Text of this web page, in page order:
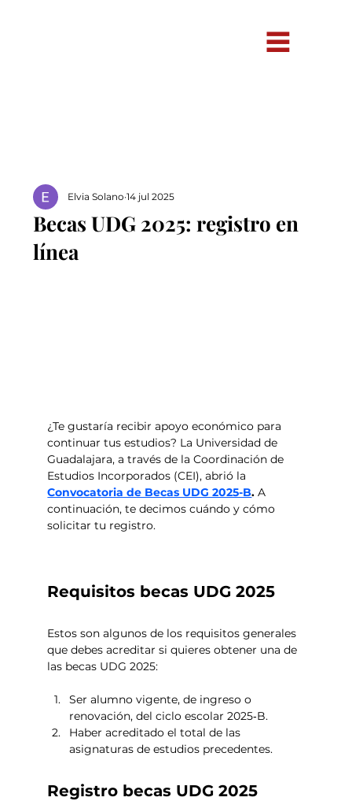
Becas UDG 2025: registro en
línea
Elvia Solano 14 jul 2025
¿Te gustaría recibir apoyo económico para
continuar tus estudios? La Universidad de
Guadalajara, a través de la Coordinación de
Estudios Incorporados (CEI), abrió la
Convocatoria de Becas UDG 2025-B. A
continuación, te decimos cuándo y cómo
solicitar tu registro.
Requisitos becas UDG 2025
Estos son algunos de los requisitos generales
que debes acreditar si quieres obtener una de
las becas UDG 2025:
Ser alumno vigente, de ingreso o
renovación, del ciclo escolar 2025‑B.
Haber acreditado el total de las
asignaturas de estudios precedentes.
Registro becas UDG 2025